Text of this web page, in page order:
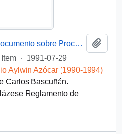
[Memorandum adjunta documento sobre Procedencia de autoridades en actos oficiales en la capital]
Item · 1991-07-29
Aylwin Azócar (1990-1994)
Carlos Bascuñán.
Reglamento de